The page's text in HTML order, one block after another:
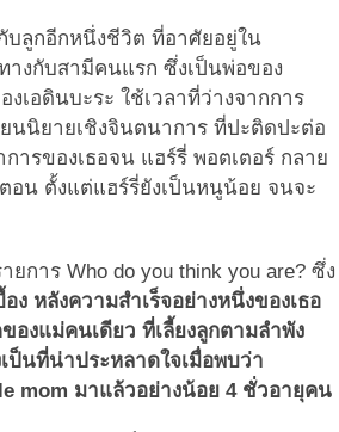
บลูกอีกหนึ่งชีวิต ที่อาศัยอยู่ใน
างกับสามีคนแรก ซึ่งเป็นพ่อของ
เอดินบะระ ใช้เวลาที่ว่างจากการ
นนิยายเชิงจินตนาการ ที่ปะติดปะต่อ
รของเธอจน แฮร์รี่ พอตเตอร์ กลาย
อน ตั้งแต่แฮร์รี่ยังเป็นหนูน้อย จนจะ
การ Who do you think you are? ซึ่ง
อง หลังความสำเร็จอย่างหนึ่งของเธอ
งแม่คนเดียว ที่เลี้ยงลูกตามลำพัง
ป็นที่น่าประหลาดใจเมื่อพบว่า
mom มาแล้วอย่างน้อย 4 ชั่วอายุคน